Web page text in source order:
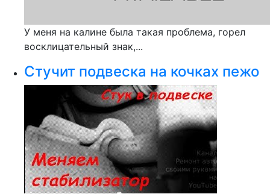
У меня на калине была такая проблема, горел
восклицательный знак,...
Стучит подвеска на кочках пежо